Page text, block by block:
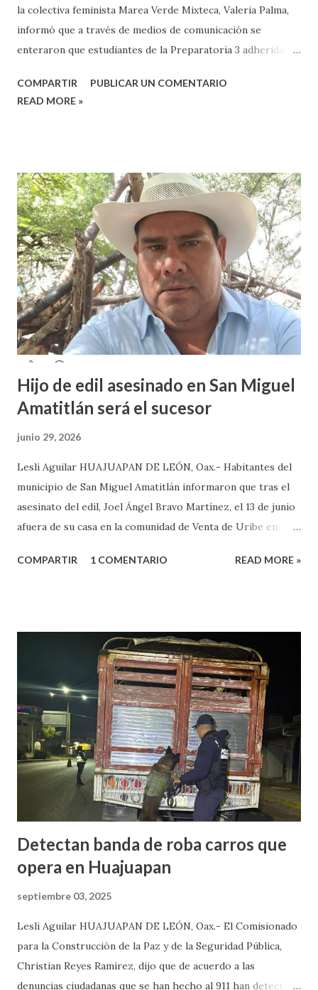
la colectiva feminista Marea Verde Mixteca, Valeria Palma,
informó que a través de medios de comunicación se
enteraron que estudiantes de la Preparatoria 3 adherida a
colocado un tendedero de denuncias por el tema de acoso
la colectiva acudieron a la Prepa 3 a recibir las denuncias de
acosos sexual por parte de sus profesores sin que las
autoridades educativas hicieran nada. Valeria Palma informó
que durante los 5 años que llevan realizando la marcha
feminista la Escuela Preparatoria 3 es una de las escuelas
que más denuncias recibe por tema de acosos sexual, por lo
que decidieron acudir a la institución y acuerpar a las e...
COMPARTIR
PUBLICAR UN COMENTARIO
READ MORE »
Hijo de edil asesinado en San Miguel
Amatitlán será el sucesor
junio 29, 2026
Lesli Aguilar HUAJUAPAN DE LEÓN, Oax.- Habitantes del
municipio de San Miguel Amatitlán informaron que tras el
asesinato del edil, Joel Ángel Bravo Martínez, el 13 de junio
afuera de su casa en la comunidad de Venta de Uribe en
el que tome protesta para poder concluir el gobierno
día, quien sacó un arma de fuego y disparo contra él, por lo
que las lesiones provocadas por este ataque armado
originaron que el edil perdiera la vida en el lugar. Además,
el presidente municipal el 6 de mayo venía viajando sobre la
carretera Huajuapan-Puebla a la altura del municipio de
Petlalcingo , Puebla, cuando sujetos fuertemente armados
lo bajaron de sus camioneta y los secuestraron con fines de
extorsión, donde le pedían una can...
COMPARTIR 1 COMENTARIO READ MORE »
Detectan banda de roba carros que
opera en Huajuapan
septiembre 03, 2025
Lesli Aguilar HUAJUAPAN DE LEÓN, Oax.- El Comisionado
para la Construcción de la Paz y de la Seguridad Pública,
Christian Reyes Ramírez, dijo que de acuerdo a las
denuncias ciudadanas que se han hecho al 911 han detectado